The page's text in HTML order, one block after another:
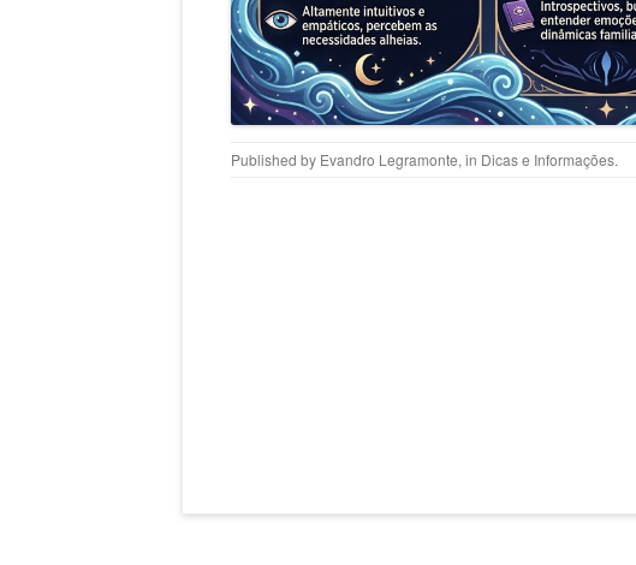
Published by Evandro Legramonte, in Dicas e Informações.